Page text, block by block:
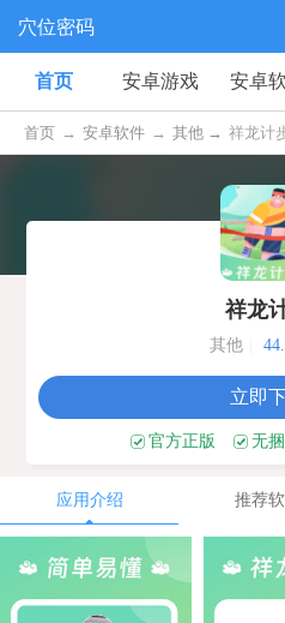
穴位密码
首页 安卓游戏 安卓
首页 → 安卓软件 → 其他 → 祥龙计
祥龙
其他
立即
官方正版 无
应用介绍 推荐